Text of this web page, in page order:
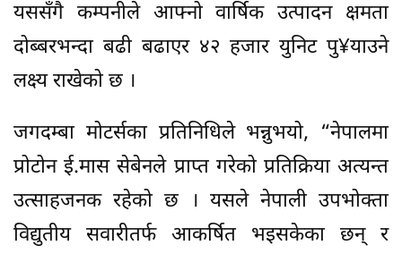
यससँगै कम्पनीले आफ्नो वार्षिक उत्पादन क्षमता
दोब्बरभन्दा बढी बढाएर ४२ हजार युनिट पु¥याउने
लक्ष्य राखेको छ ।
जगदम्बा मोटर्सका प्रतिनिधिले भन्नुभयो, “नेपालमा
प्रोटोन ई.मास सेबेनले प्राप्त गरेको प्रतिक्रिया अत्यन्त
उत्साहजनक रहेको छ । यसले नेपाली उपभोक्ता
विद्युतीय सवारीतर्फ आकर्षित भइसकेका छन् र